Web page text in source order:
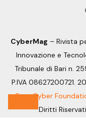
CyberMag – Rivista
Innovazione e
Tribunale di Bari n.
P.IVA 08627200721.
OpenCyber
Diritti